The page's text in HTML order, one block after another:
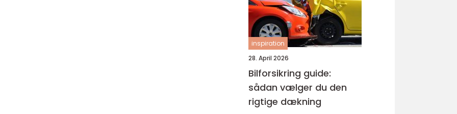
inspiration
28. April 2026
Bilforsikring guide:
sådan vælger du den
rigtige dækning